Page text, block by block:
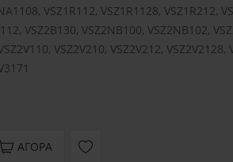
VSZ1R112, VSZ1R1128, VSZ1R212,
VSZ2B130, VSZ2NB100, VSZ2NB102,
VSZ2V210, VSZ2V212, VSZ2V2128,
ΑΓΟΡΆ